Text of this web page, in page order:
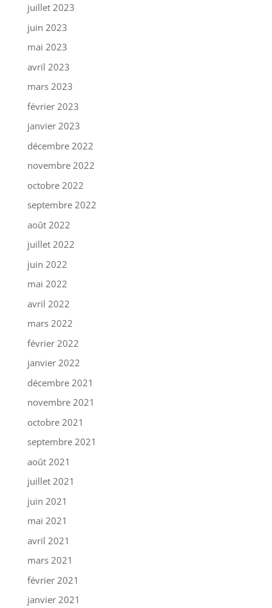
juillet 2023
juin 2023
mai 2023
avril 2023
mars 2023
février 2023
janvier 2023
décembre 2022
novembre 2022
octobre 2022
septembre 2022
août 2022
juillet 2022
juin 2022
mai 2022
avril 2022
mars 2022
février 2022
janvier 2022
décembre 2021
novembre 2021
octobre 2021
septembre 2021
août 2021
juillet 2021
juin 2021
mai 2021
avril 2021
mars 2021
février 2021
janvier 2021